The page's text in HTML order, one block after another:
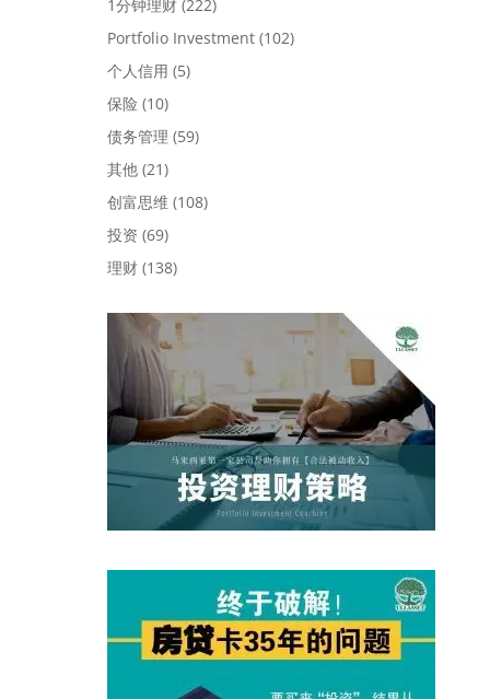
1分钟理财 (222)
Portfolio Investment (102)
个人信用 (5)
保险 (10)
债务管理 (59)
其他 (21)
创富思维 (108)
投资 (69)
理财 (138)